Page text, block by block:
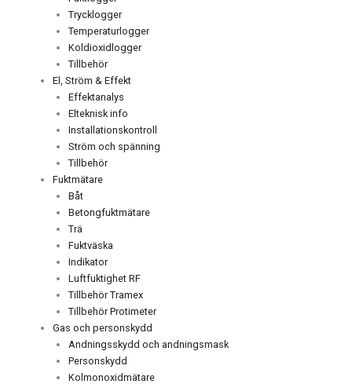
Trycklogger
Temperaturlogger
Koldioxidlogger
Tillbehör
El, Ström & Effekt
Effektanalys
Elteknisk info
Installationskontroll
Ström och spänning
Tillbehör
Fuktmätare
Båt
Betongfuktmätare
Trä
Fuktväska
Indikator
Luftfuktighet RF
Tillbehör Tramex
Tillbehör Protimeter
Gas och personskydd
Andningsskydd och andningsmask
Personskydd
Kolmonoxidmätare